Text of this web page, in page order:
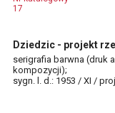
17
Dziedzic - projekt
serigrafia barwna (druk
kompozycji);
sygn. l. d.: 1953 / XI /